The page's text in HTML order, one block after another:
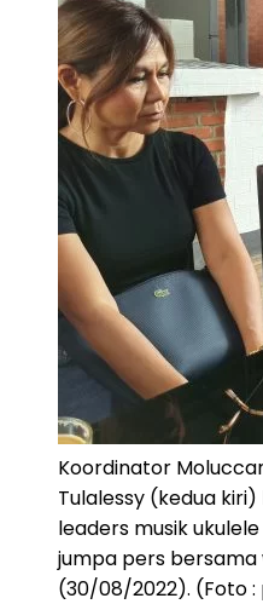
Koordinator
Tulalessy (kedua
leaders musik
jumpa pers bersama
(30/08/2022). (Foto